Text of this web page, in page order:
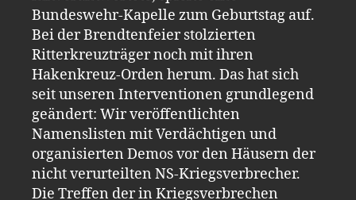
Bundeswehr-Kapelle zum Geburtstag auf.
Bei der Brendtenfeier stolzierten
Ritterkreuzträger noch mit ihren
Hakenkreuz-Orden herum. Das hat sich
seit unseren Interventionen grundlegend
geändert: Wir veröffentlichten
Namenslisten mit Verdächtigen und
organisierten Demos vor den Häusern der
nicht verurteilten NS-Kriegsverbrecher.
Die Treffen der in Kriegsverbrechen